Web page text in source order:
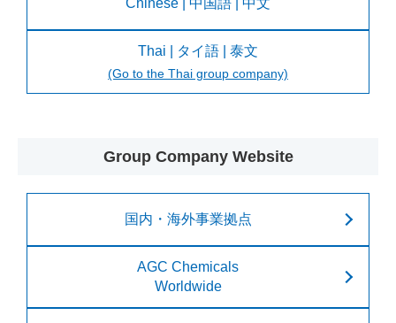
Chinese | 中国語 | 中文
Thai | タイ語 | 泰文
(Go to the Thai group company)
Group Company Website
国内・海外事業拠点
AGC Chemicals
Worldwide